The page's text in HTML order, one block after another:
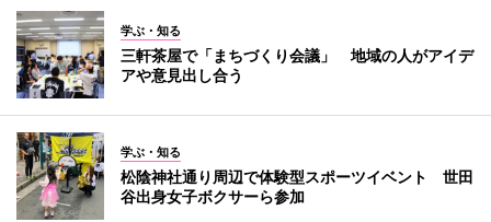
学ぶ・知る
三軒茶屋で「まちづくり会議」 地域の人がアイデ
アや意見出し合う
学ぶ・知る
松陰神社通り周辺で体験型スポーツイベント 世田
谷出身女子ボクサーら参加